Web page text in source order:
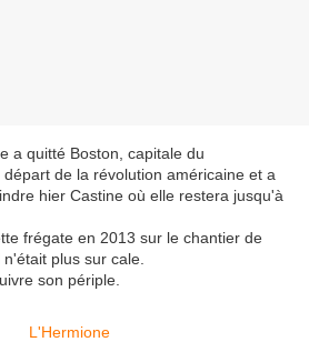
a quitté Boston‬, capitale du
de la révolution américaine et a
hier Castine où elle restera jusqu'à
frégate en 2013 sur le chantier de
plus sur cale.
son périple.